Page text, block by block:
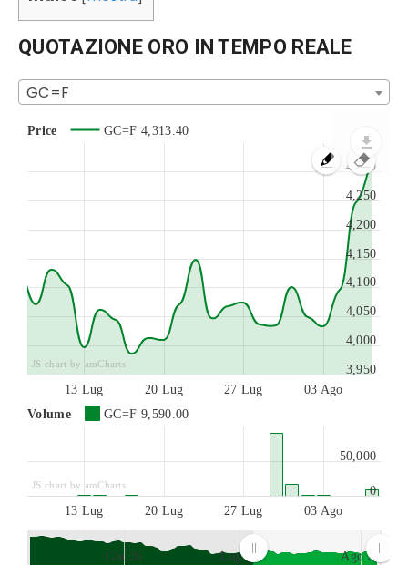
QUOTAZIONE ORO IN TEMPO REALE
GC=F
Price GC=F 4,313.40
13 Lug 20 Lug 27 Lug 03 Ago
3,950
4,000
4,050
4,100
4,150
4,200
4,250
4,300
JS chart by amCharts
Volume GC=F 9,590.00
13 Lug 20 Lug 27 Lug 03 Ago
0
50,000
JS chart by amCharts
Giu 26 Lug 26 Ago 26